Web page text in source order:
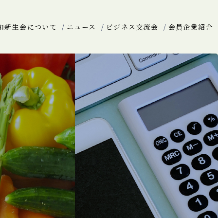
新生会について ニュース ビジネス交流会 会員企業紹介